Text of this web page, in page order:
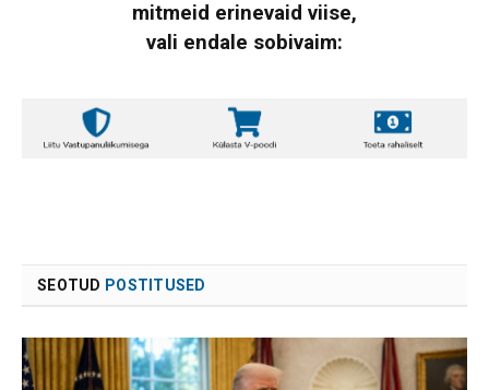
mitmeid erinevaid viise,
vali endale sobivaim:
SEOTUD POSTITUSED